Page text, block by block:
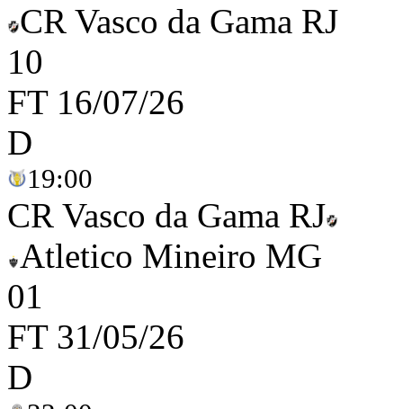
CR Vasco da Gama RJ
10
FT 16/07/26
D
19:00
CR Vasco da Gama RJ
Atletico Mineiro MG
01
FT 31/05/26
D